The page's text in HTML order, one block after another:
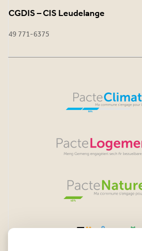
CGDIS – CIS Leudelange
49 771-6375